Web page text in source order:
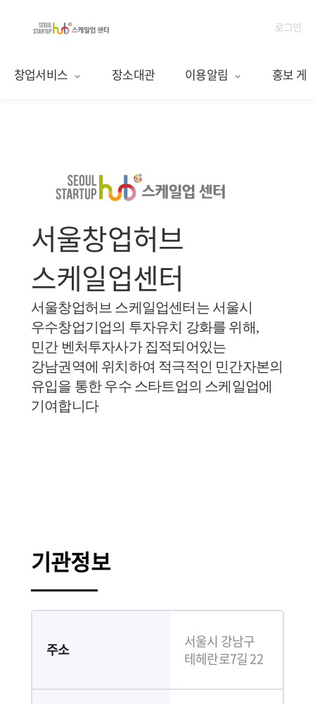
로그인
창업서비스 장소대관 이용알림 홍보 게
서울창업허브
스케일업센터
서울창업허브 스케일업센터는 서울시
우수창업기업의 투자유치 강화를 위해,
민간 벤처투자사가 집적되어있는
강남권역에 위치하여 적극적인 민간자본의
유입을 통한 우수 스타트업의 스케일업에
기여합니다
기관정보
주소
서울시 강남구
테헤란로7길 22